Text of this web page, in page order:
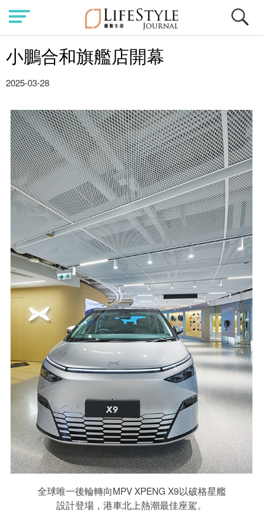
小鵬合和旗艦店開幕
2025-03-28
全球唯一後輪轉向MPV XPENG X9以破格星艦
設計登場，港車北上熱潮最佳座駕。